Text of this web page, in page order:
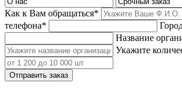
Как к Вам обращаться*
телефона*
Название
Укажите
Отправить заказ